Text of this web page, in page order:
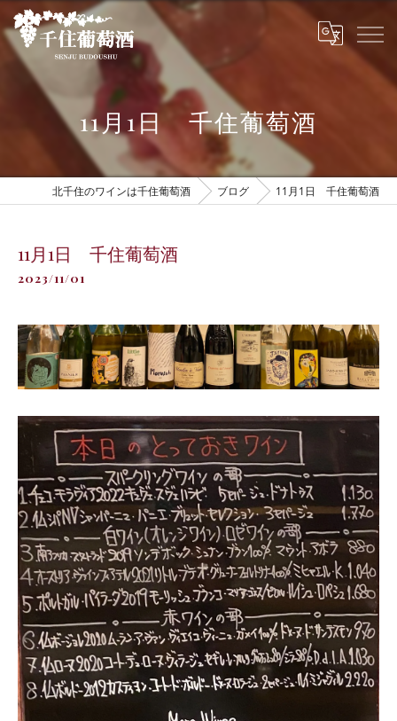
11月1日 千住葡萄酒
北千住のワインは千住葡萄酒 ブログ 11月1日 千住葡萄酒
11月1日 千住葡萄酒
2023/11/01